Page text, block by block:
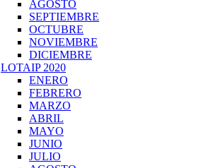
AGOSTO
SEPTIEMBRE
OCTUBRE
NOVIEMBRE
DICIEMBRE
LOTAIP 2020
ENERO
FEBRERO
MARZO
ABRIL
MAYO
JUNIO
JULIO